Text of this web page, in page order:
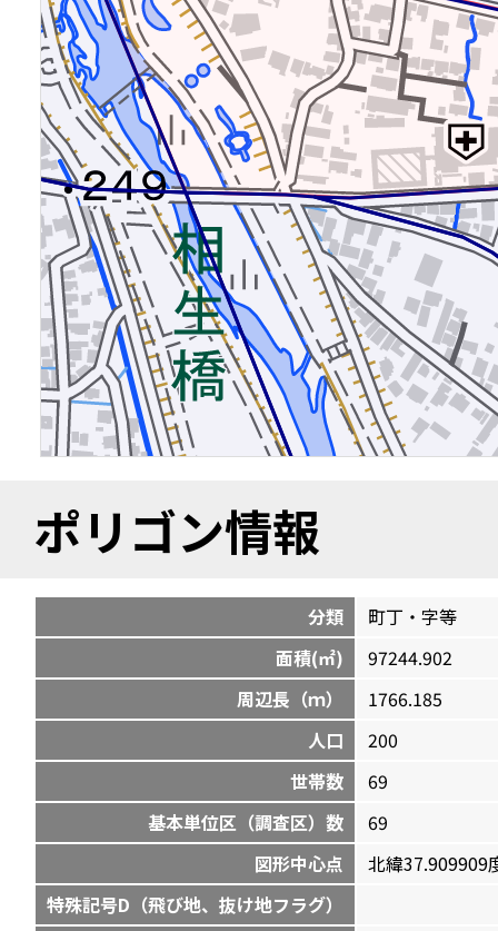
ポリゴン情報
分類
町丁・字等
面積(㎡)
97244.902
周辺長（ｍ）
1766.185
人口
200
世帯数
69
基本単位区（調査区）数
69
図形中心点
北緯37.909909
特殊記号D（飛び地、抜け地フラグ）